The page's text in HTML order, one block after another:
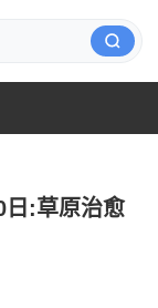
日:草原治愈